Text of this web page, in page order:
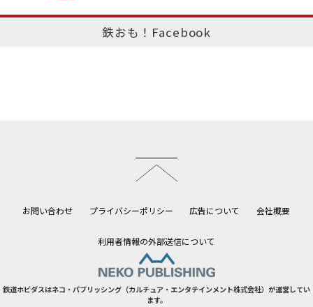
鉄おも！Facebook
お問い合わせ プライバシーポリシー 広告について 会社概要
利用者情報の外部送信について
鉄道ホビダスはネコ・パブリッシング（カルチュア・エンタテインメント株式会社）が運営してい
ます。